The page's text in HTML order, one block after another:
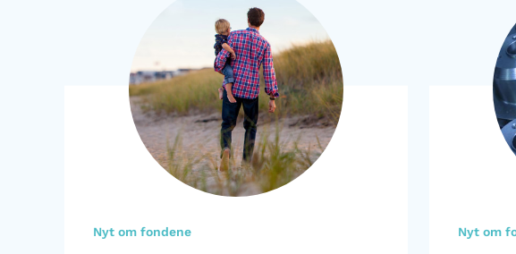
Nyt om fondene Nyt om